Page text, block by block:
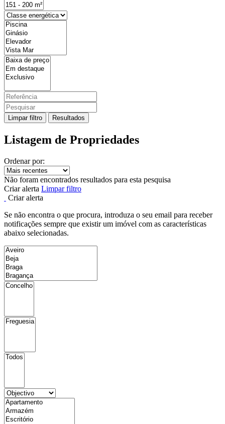
Limpar filtro Resultados
Listagem de Propriedades
Ordenar por:
Não foram encontrados resultados para esta pesquisa
Criar alerta Limpar filtro
Criar alerta
Se não encontra o que procura, introduza o seu email para receber
notificações sempre que existir um imóvel com as características
abaixo selecionadas.